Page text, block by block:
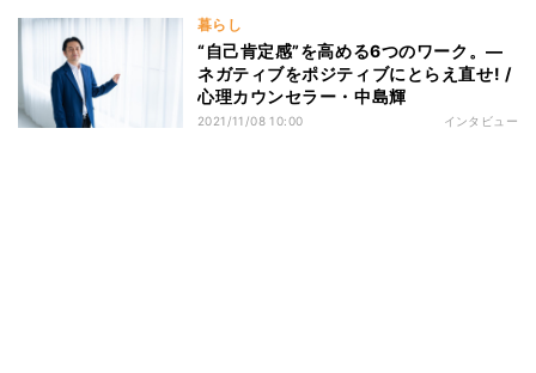
暮らし
“自己肯定感”を高める6つのワーク。―
ネガティブをポジティブにとらえ直せ! /
心理カウンセラー・中島輝
2021/11/08 10:00 インタビュー